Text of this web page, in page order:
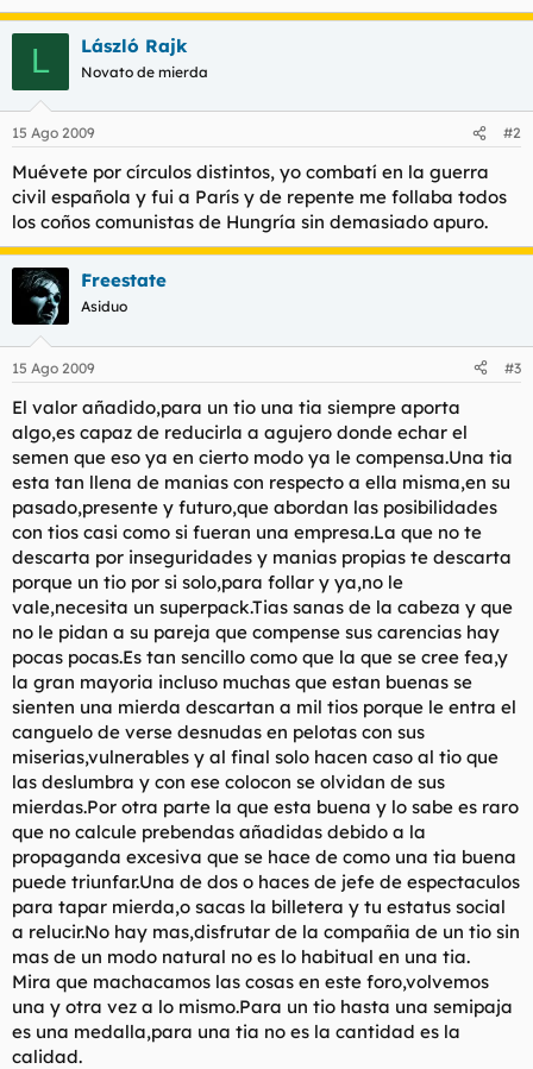
L László Rajk
Novato de mierda
15 Ago 2009 #2
Muévete por círculos distintos, yo combatí en la guerra
civil española y fui a París y de repente me follaba todos
los coños comunistas de Hungría sin demasiado apuro.
Freestate
Asiduo
15 Ago 2009 #3
El valor añadido,para un tio una tia siempre aporta
algo,es capaz de reducirla a agujero donde echar el
semen que eso ya en cierto modo ya le compensa.Una tia
esta tan llena de manias con respecto a ella misma,en su
pasado,presente y futuro,que abordan las posibilidades
con tios casi como si fueran una empresa.La que no te
descarta por inseguridades y manias propias te descarta
porque un tio por si solo,para follar y ya,no le
vale,necesita un superpack.Tias sanas de la cabeza y que
no le pidan a su pareja que compense sus carencias hay
pocas pocas.Es tan sencillo como que la que se cree fea,y
la gran mayoria incluso muchas que estan buenas se
sienten una mierda descartan a mil tios porque le entra el
canguelo de verse desnudas en pelotas con sus
miserias,vulnerables y al final solo hacen caso al tio que
las deslumbra y con ese colocon se olvidan de sus
mierdas.Por otra parte la que esta buena y lo sabe es raro
que no calcule prebendas añadidas debido a la
propaganda excesiva que se hace de como una tia buena
puede triunfar.Una de dos o haces de jefe de espectaculos
para tapar mierda,o sacas la billetera y tu estatus social
a relucir.No hay mas,disfrutar de la compañia de un tio sin
mas de un modo natural no es lo habitual en una tia.
Mira que machacamos las cosas en este foro,volvemos
una y otra vez a lo mismo.Para un tio hasta una semipaja
es una medalla,para una tia no es la cantidad es la
calidad.